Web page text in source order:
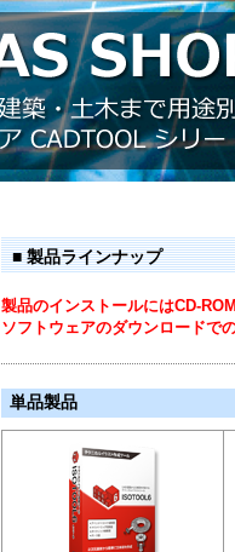
■ 製品ラインナップ
製品のインストールにはCD-
ソフトウェアのダウンロードで
単品製品